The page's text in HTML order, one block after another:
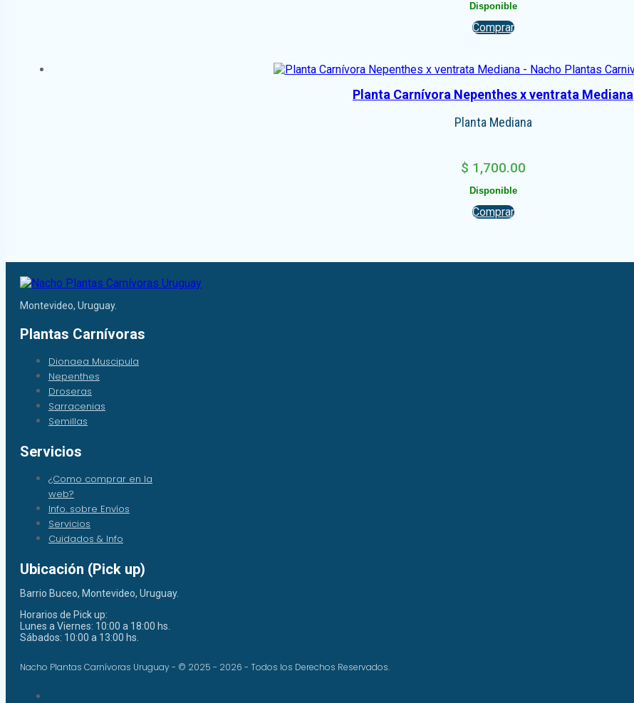
Disponible
Comprar
Planta Carnívora Nepenthes x ventrata Mediana
Planta Mediana
$ 1,700.00
Disponible
Comprar
Montevideo, Uruguay.
Plantas Carnívoras
Dionaea Muscipula
Nepenthes
Droseras
Sarracenias
Semillas
Servicios
¿Como comprar en la
web?
Info. sobre Envíos
Servicios
Cuidados & Info
Ubicación (Pick up)
Barrio Buceo, Montevideo, Uruguay.
Horarios de Pick up:
Lunes a Viernes: 10:00 a 18:00 hs.
Sábados: 10:00 a 13:00 hs.
Nacho Plantas Carnívoras Uruguay - © 2025 - 2026 - Todos los Derechos Reservados.